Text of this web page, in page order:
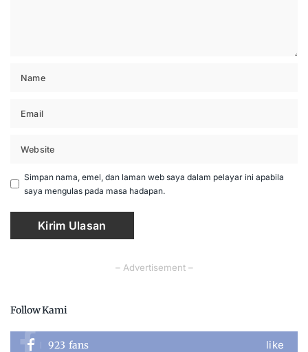
Simpan nama, emel, dan laman web saya dalam pelayar ini apabila
saya mengulas pada masa hadapan.
– Advertisement –
Follow Kami
923 fans like